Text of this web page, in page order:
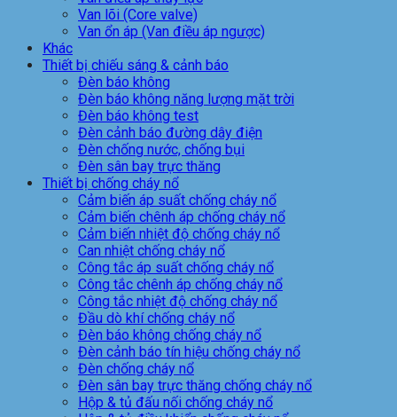
Van lõi (Core valve)
Van ổn áp (Van điều áp ngược)
Khác
Thiết bị chiếu sáng & cảnh báo
Đèn báo không
Đèn báo không năng lượng mặt trời
Đèn báo không test
Đèn cảnh báo đường dây điện
Đèn chống nước, chống bụi
Đèn sân bay trực thăng
Thiết bị chống cháy nổ
Cảm biến áp suất chống cháy nổ
Cảm biến chênh áp chống cháy nổ
Cảm biến nhiệt độ chống cháy nổ
Can nhiệt chống cháy nổ
Công tắc áp suất chống cháy nổ
Công tắc chênh áp chống cháy nổ
Công tắc nhiệt độ chống cháy nổ
Đầu dò khí chống cháy nổ
Đèn báo không chống cháy nổ
Đèn cảnh báo tín hiệu chống cháy nổ
Đèn chống cháy nổ
Đèn sân bay trực thăng chống cháy nổ
Hộp & tủ đấu nối chống cháy nổ